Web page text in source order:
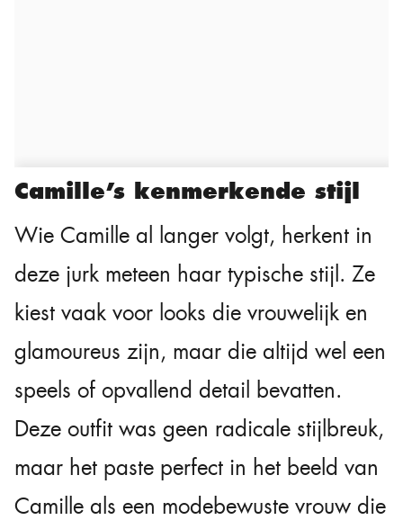
Camille’s kenmerkende stijl
Wie Camille al langer volgt, herkent in
deze jurk meteen haar typische stijl. Ze
kiest vaak voor looks die vrouwelijk en
glamoureus zijn, maar die altijd wel een
speels of opvallend detail bevatten.
Deze outfit was geen radicale stijlbreuk,
maar het paste perfect in het beeld van
Camille als een modebewuste vrouw die